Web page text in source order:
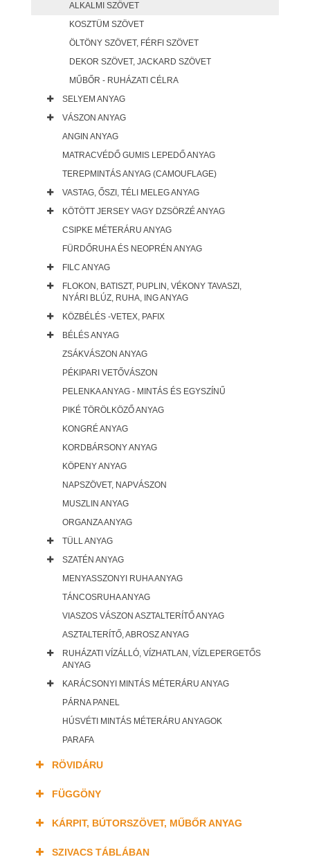
ALKALMI SZÖVET
KOSZTÜM SZÖVET
ÖLTÖNY SZÖVET, FÉRFI SZÖVET
DEKOR SZÖVET, JACKARD SZÖVET
MŰBŐR - RUHÁZATI CÉLRA
SELYEM ANYAG
VÁSZON ANYAG
ANGIN ANYAG
MATRACVÉDŐ GUMIS LEPEDŐ ANYAG
TEREPMINTÁS ANYAG (CAMOUFLAGE)
VASTAG, ŐSZI, TÉLI MELEG ANYAG
KÖTÖTT JERSEY VAGY DZSÖRZÉ ANYAG
CSIPKE MÉTERÁRU ANYAG
FÜRDŐRUHA ÉS NEOPRÉN ANYAG
FILC ANYAG
FLOKON, BATISZT, PUPLIN, VÉKONY TAVASZI,
NYÁRI BLÚZ, RUHA, ING ANYAG
KÖZBÉLÉS -VETEX, PAFIX
BÉLÉS ANYAG
ZSÁKVÁSZON ANYAG
PÉKIPARI VETŐVÁSZON
PELENKA ANYAG - MINTÁS ÉS EGYSZÍNŰ
PIKÉ TÖRÖLKÖZŐ ANYAG
KONGRÉ ANYAG
KORDBÁRSONY ANYAG
KÖPENY ANYAG
NAPSZÖVET, NAPVÁSZON
MUSZLIN ANYAG
ORGANZA ANYAG
TÜLL ANYAG
SZATÉN ANYAG
MENYASSZONYI RUHA ANYAG
TÁNCOSRUHA ANYAG
VIASZOS VÁSZON ASZTALTERÍTŐ ANYAG
ASZTALTERÍTŐ, ABROSZ ANYAG
RUHÁZATI VÍZÁLLÓ, VÍZHATLAN, VÍZLEPERGETŐS
ANYAG
KARÁCSONYI MINTÁS MÉTERÁRU ANYAG
PÁRNA PANEL
HÚSVÉTI MINTÁS MÉTERÁRU ANYAGOK
PARAFA
RÖVIDÁRU
FÜGGÖNY
KÁRPIT, BÚTORSZÖVET, MŰBŐR ANYAG
SZIVACS TÁBLÁBAN